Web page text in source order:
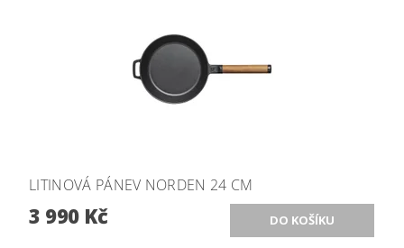
LITINOVÁ PÁNEV NORDEN 24 CM
3 990 Kč